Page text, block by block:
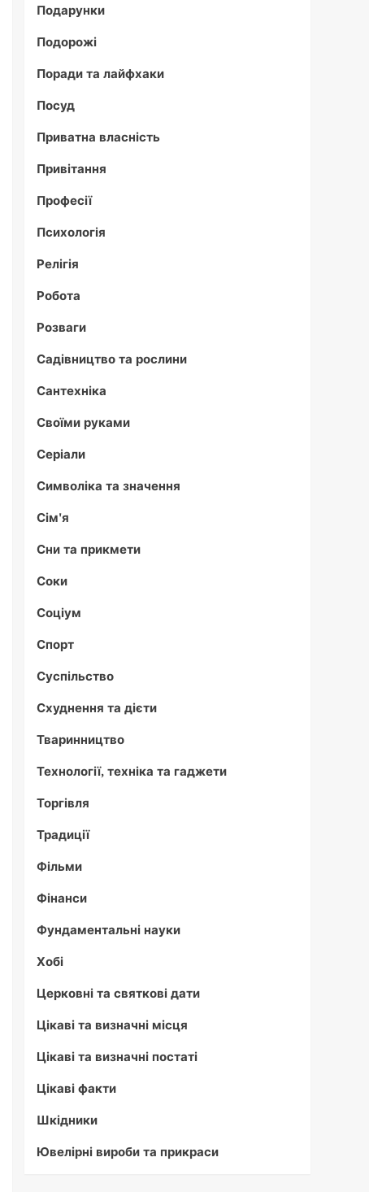
Подарунки
Подорожі
Поради та лайфхаки
Посуд
Приватна власність
Привітання
Професії
Психологія
Релігія
Робота
Розваги
Садівництво та рослини
Сантехніка
Своїми руками
Серіали
Символіка та значення
Сім'я
Сни та прикмети
Соки
Соціум
Спорт
Суспільство
Схуднення та дієти
Тваринництво
Технології, техніка та гаджети
Торгівля
Традиції
Фільми
Фінанси
Фундаментальні науки
Хобі
Церковні та святкові дати
Цікаві та визначні місця
Цікаві та визначні постаті
Цікаві факти
Шкідники
Ювелірні вироби та прикраси